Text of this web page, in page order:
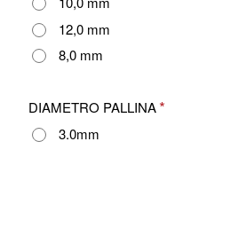
12,0 mm
8,0 mm
DIAMETRO PALLINA
3.0mm